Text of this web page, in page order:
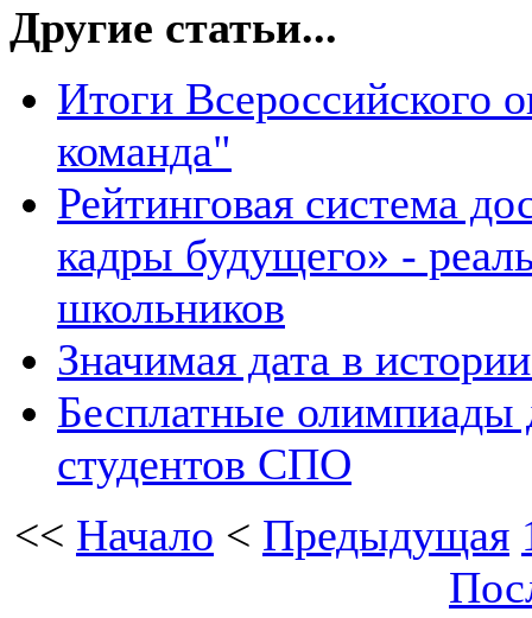
Другие статьи...
Итоги Всероссийского
команда"
Рейтинговая система
кадры будущего» -
школьников
Значимая дата в
Бесплатные олимпиады
студентов СПО
<< Начало < Предыдущая